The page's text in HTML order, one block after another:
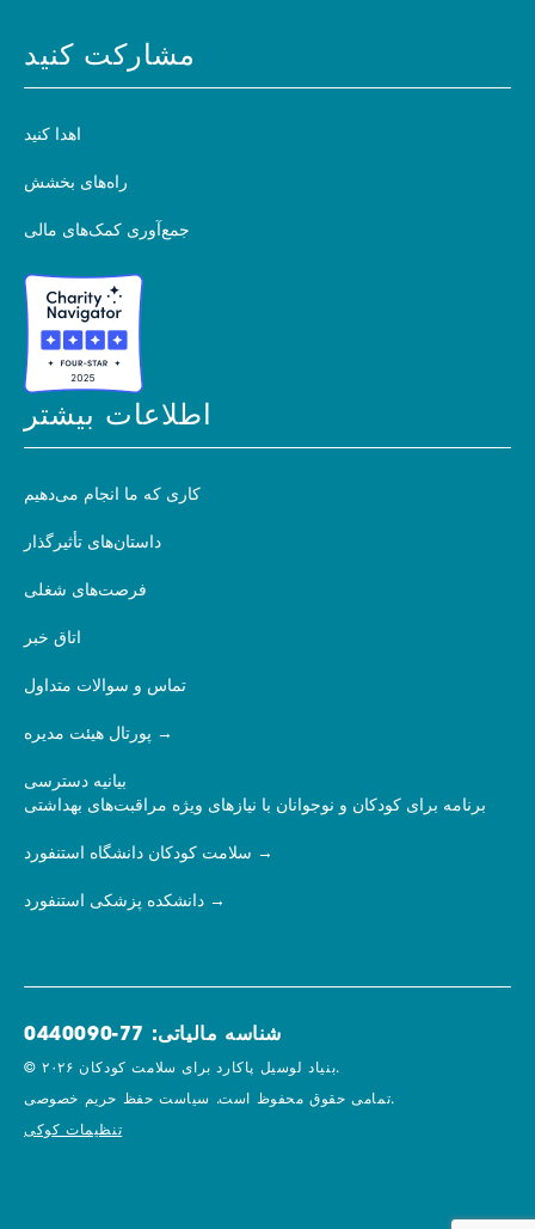
مشارکت کنید
اهدا کنید
راه‌های بخشش
جمع‌آوری کمک‌های مالی
اطلاعات بیشتر
کاری که ما انجام می‌دهیم
داستان‌های تأثیرگذار
فرصت‌های شغلی
اتاق خبر
تماس و سوالات متداول
پورتال هیئت مدیره
بیانیه دسترسی
برنامه برای کودکان و نوجوانان با نیازهای ویژه مراقبت‌های بهداشتی
سلامت کودکان دانشگاه استنفورد
دانشکده پزشکی استنفورد
شناسه مالیاتی: 77-0440090
© ۲۰۲۶ بنیاد لوسیل پاکارد برای سلامت کودکان.
تمامی حقوق محفوظ است.سیاست حفظ حریم خصوصی.
تنظیمات کوکی